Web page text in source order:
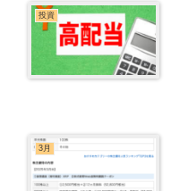
投資
3月